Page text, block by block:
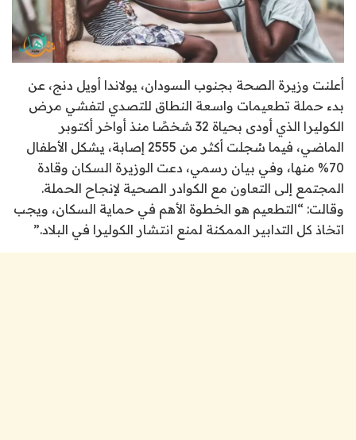
أعلنت وزيرة الصحة بجنوب السودان، يولاندا أويل دنج، عن
بدء حملة تطعيمات واسعة النطاق للتصدي لتفشي مرض
الكوليرا الذي أودى بحياة 32 شخصًا منذ أواخر أكتوبر
الماضي، فيما سُجلت أكثر من 2555 إصابة، يشكل الأطفال
70% منها، وفي بيان رسمي، دعت الوزيرة السكان وقادة
المجتمع إلى التعاون مع الكوادر الصحية لإنجاح الحملة.
وقالت: “التطعيم هو الخطوة الأهم في حماية السكان، ويجب
اتخاذ كل التدابير الممكنة لمنع انتشار الكوليرا في البلاد.”